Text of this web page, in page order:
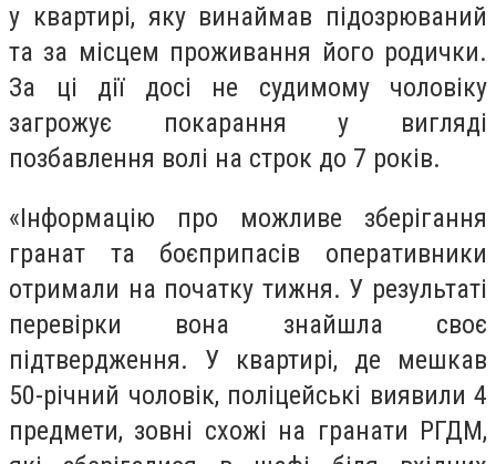
у квартирі, яку винаймав підозрюваний
та за місцем проживання його родички.
За ці дії досі не судимому чоловіку
загрожує покарання у вигляді
позбавлення волі на строк до 7 років.
«Інформацію про можливе зберігання
гранат та боєприпасів оперативники
отримали на початку тижня. У результаті
перевірки вона знайшла своє
підтвердження. У квартирі, де мешкав
50-річний чоловік, поліцейські виявили 4
предмети, зовні схожі на гранати РГДМ,